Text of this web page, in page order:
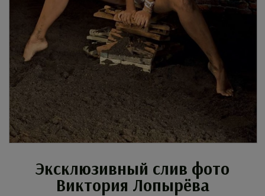
Эксклюзивный слив фото
Виктория Лопырёва